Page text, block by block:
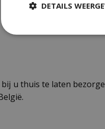
u thuis te laten
DETAILS